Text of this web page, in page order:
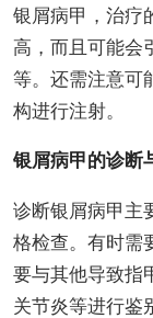
银屑病甲，治疗
高，而且可能会
等。还需注意可
构进行注射。
银屑病甲的诊断
诊断银屑病甲主
格检查。有时需
要与其他导致指
关节炎等进行鉴